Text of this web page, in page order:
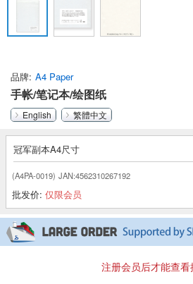
品牌 A4 Paper
手帐/笔记本/绘图纸
English 繁體中文
冠军副本A4尺寸
(A4PA-0019) JAN:4562310267192
批发价: 仅限会员
注册会员后才能查看